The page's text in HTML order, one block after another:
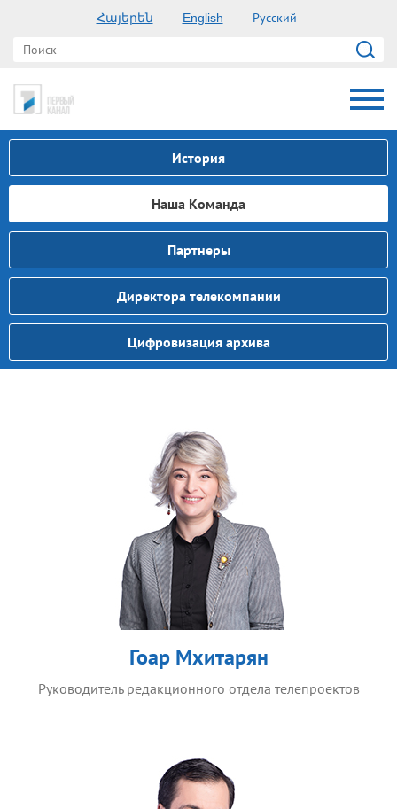
Հայերեն English Русский
История
Наша Kоманда
Партнеры
Директора телекомпании
Цифровизация архива
Гоар Мхитарян
Руководитель редакционного отдела телепроектов